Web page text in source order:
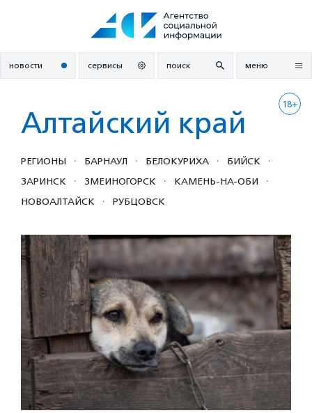
новости сервисы поиск меню
18+
Алтайский край
РЕГИОНЫ · БАРНАУЛ · БЕЛОКУРИХА · БИЙСК ·
ЗАРИНСК · ЗМЕИНОГОРСК · КАМЕНЬ-НА-ОБИ ·
НОВОАЛТАЙСК · РУБЦОВСК